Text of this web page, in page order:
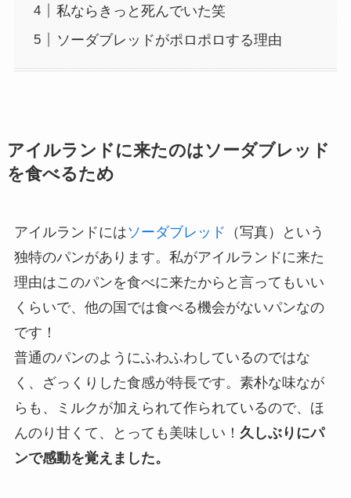
私ならきっと死んでいた笑
ソーダブレッドがポロポロする理由
アイルランドに来たのはソーダブレッド
を食べるため
アイルランドにはソーダブレッド （写真）という
独特のパンがあります。私がアイルランドに来た
理由はこのパンを食べに来たからと言ってもいい
くらいで、他の国では食べる機会がないパンなの
です！
普通のパンのようにふわふわしているのではな
く、ざっくりした食感が特長です。素朴な味なが
らも、ミルクが加えられて作られているので、ほ
んのり甘くて、とっても美味しい！ 久しぶりにパ
ンで感動を覚えました。